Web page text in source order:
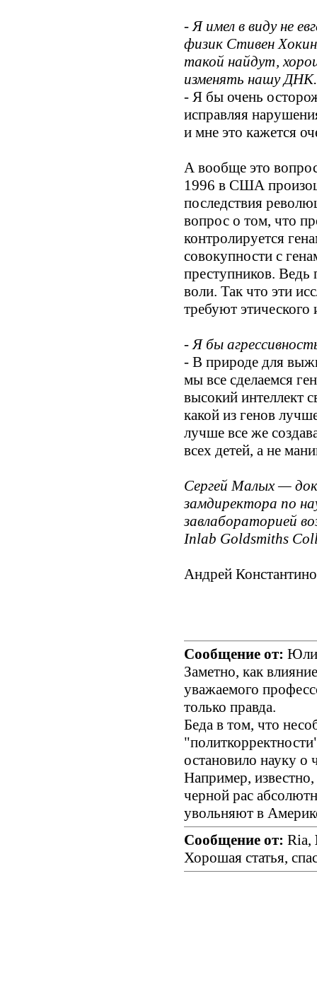
- Я имел в виду не
физик Стивен
такой найдут,
изменять нашу ДНК.
- Я бы очень
исправляя
и мне это кажется
А вообще это
1996 в США
последствия
вопрос о том, что
контролируется
совокупности с
преступников. Ведь
воли. Так что эти
требуют
- Я бы
- В природе для
мы все сделаемся
высокий интеллект
какой из генов
лучше все же
всех детей, а не
Сергей Малых —
замдиректора по
завлабораторией
Inlab Goldsmiths
Андрей
Сообщение от:
Заметно, как
уважаемого
только правда.
Беда в том, что
остановило науку о
Например, известно,
черной рас
увольняют в
Сообщение от: Ria,
Хорошая статья,